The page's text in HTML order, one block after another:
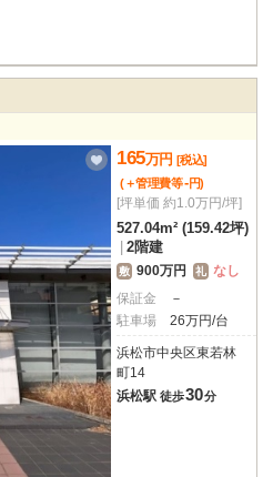
面道路有（引込無）
165万円 [税込]
(＋管理費等-円)
[坪単価 約1.0万円/坪]
527.04m² (159.42坪)
2階建
敷 900万円 礼 なし
保証金
－
駐車場
26万円/台
浜松市中央区東若林
町14
浜松駅 徒歩30分